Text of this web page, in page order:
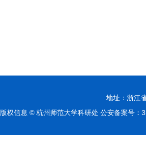
地址：浙江
版权信息 © 杭州师范大学科研处 公安备案号